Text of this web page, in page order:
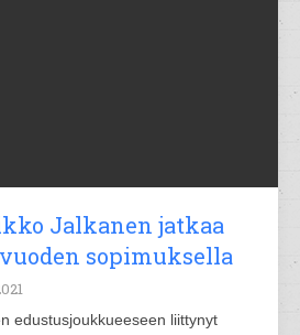
Jalkanen jatkaa
sopimuksella
edustusjoukkueeseen liittynyt